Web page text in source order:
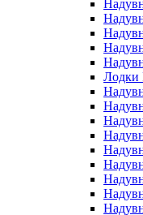
Лодки